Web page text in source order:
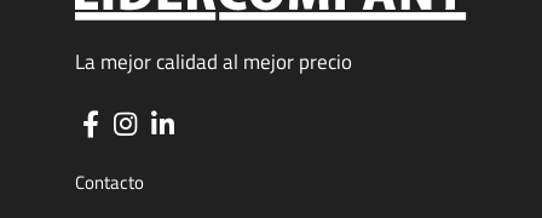
La mejor calidad al mejor precio
Contacto